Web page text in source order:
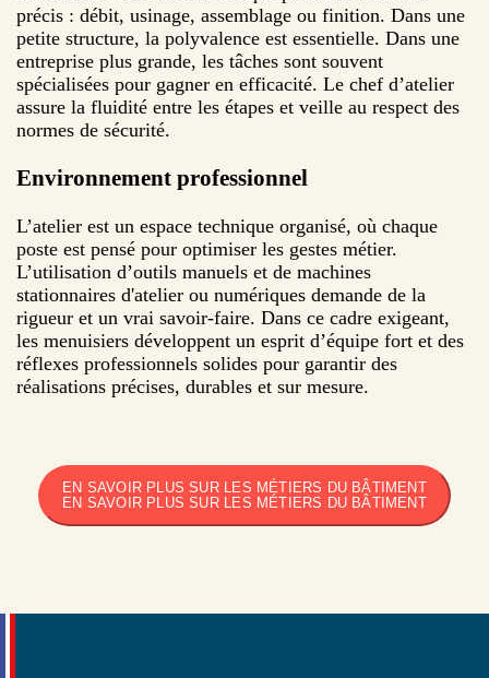
précis : débit, usinage, assemblage ou finition. Dans une
petite structure, la polyvalence est essentielle. Dans une
entreprise plus grande, les tâches sont souvent
spécialisées pour gagner en efficacité. Le chef d’atelier
assure la fluidité entre les étapes et veille au respect des
normes de sécurité.
Environnement professionnel
L’atelier est un espace technique organisé, où chaque
poste est pensé pour optimiser les gestes métier.
L’utilisation d’outils manuels et de machines
stationnaires d'atelier ou numériques demande de la
rigueur et un vrai savoir-faire. Dans ce cadre exigeant,
les menuisiers développent un esprit d’équipe fort et des
réflexes professionnels solides pour garantir des
réalisations précises, durables et sur mesure.
EN SAVOIR PLUS SUR LES MÉTIERS DU BÂTIMENT
EN SAVOIR PLUS SUR LES MÉTIERS DU BÂTIMENT